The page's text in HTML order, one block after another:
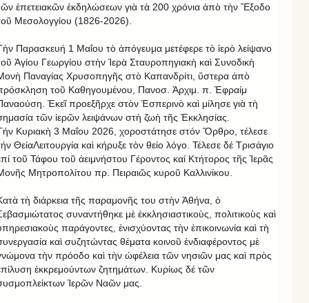
ἐπετειακῶν ἐκδηλώσεων γιὰ τὰ 200 χρόνια ἀπὸ τὴν Ἔξοδο
Μεσολογγίου (1826-2026).
Παρασκευή 1 Μαΐου τὸ ἀπόγευμα μετέφερε τὸ ἱερὸ λείψανο
Ἁγίου Γεωργίου στὴν Ἱερὰ Σταυροπηγιακὴ καὶ Συνοδικὴ
Παναγίας Χρυσοπηγῆς στὸ Καπανδρίτι, ὕστερα ἀπὸ
τοῦ Καθηγουμένου, Πανοσ. Ἀρχιμ. π. Ἐφραίμ
Ἐκεῖ προεξῆρχε στὸν Ἑσπερινὸ καὶ μίλησε γιὰ τὴ
τῶν ἱερῶν λειψάνων στὴ ζωὴ τῆς Ἐκκλησίας.
Κυριακὴ 3 Μαΐου 2026, χοροστάτησε στόν Ὄρθρο, τέλεσε
ΘείαΛειτουργία καὶ κήρυξε τὸν θείο λόγο. Τέλεσε δέ Τρισάγιο
τοῦ Τάφου τοῦ ἀειμνήστου Γέροντος καί Κτήτορος τῆς Ἱερᾶς
Μητροπολίτου πρ. Πειραιῶς κυροῦ Καλλινίκου.
τὴ διάρκεια τῆς παραμονῆς του στὴν Ἀθήνα, ὁ
συναντήθηκε μὲ ἐκκλησιαστικοὺς, πολιτικοὺς καὶ
παράγοντες, ἐνισχύοντας τὴν ἐπικοινωνία καὶ τὴ
καὶ συζητώντας θέματα κοινοῦ ἐνδιαφέροντος μὲ
τὴν πρόοδο καὶ τὴν ὠφέλεια τῶν νησιῶν μας καὶ πρὸς
ἐκκρεμούντων ζητημάτων. Κυρίως δέ τῶν
Ἱερῶν Ναῶν μας.